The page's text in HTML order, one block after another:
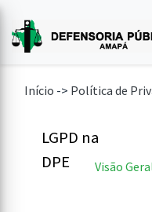
Início -> Política de
LGPD na
DPE
Visão